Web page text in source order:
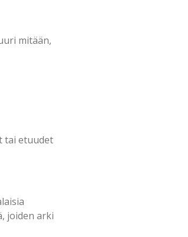
mitään,
tai etuudet
joiden arki